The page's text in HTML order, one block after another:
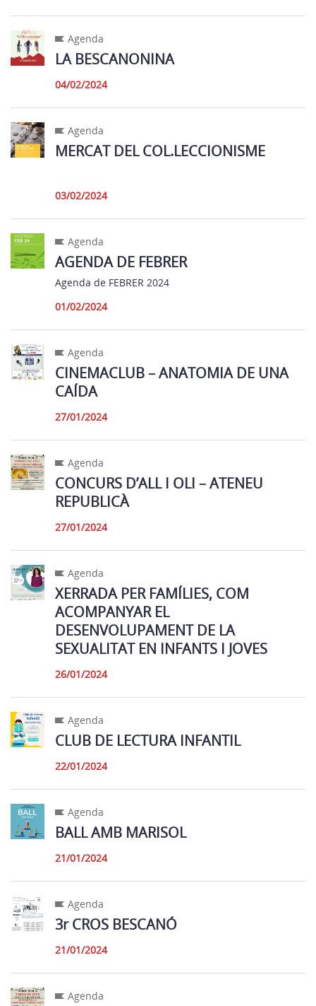
Agenda
LA BESCANONINA
04/02/2024
Agenda
MERCAT DEL COL.LECCIONISME
03/02/2024
Agenda
AGENDA DE FEBRER
Agenda de FEBRER 2024
01/02/2024
Agenda
CINEMACLUB – ANATOMIA DE UNA
CAÍDA
27/01/2024
Agenda
CONCURS D’ALL I OLI – ATENEU
REPUBLICÀ
27/01/2024
Agenda
XERRADA PER FAMÍLIES, COM
ACOMPANYAR EL
DESENVOLUPAMENT DE LA
SEXUALITAT EN INFANTS I JOVES
26/01/2024
Agenda
CLUB DE LECTURA INFANTIL
22/01/2024
Agenda
BALL AMB MARISOL
21/01/2024
Agenda
3r CROS BESCANÓ
21/01/2024
Agenda